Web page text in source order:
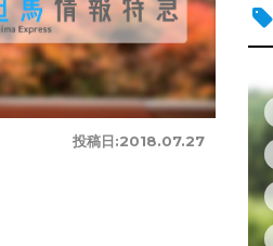
投稿日:2018.07.27